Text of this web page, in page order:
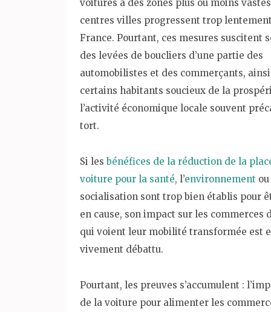
voitures à des zones plus ou moins
centres villes progressent trop
France. Pourtant, ces mesures suscitent
des levées de boucliers d’une partie des
automobilistes et des commerçants,
certains habitants soucieux de la
l’activité économique locale souvent
tort.
Si lesbénéfices de la réduction de la
voiture pour la santé, l’environnement
socialisation sont trop bien établis pour
en cause, son impact sur les commerces
qui voient leur mobilité transformée est
vivement débattu.
Pourtant, les preuves s’accumulent :
de la voiture pour alimenter les